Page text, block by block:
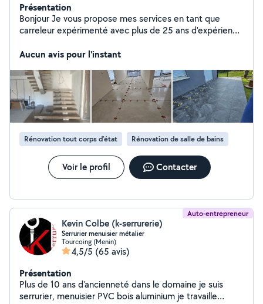
Présentation
Bonjour Je vous propose mes services en tant que
carreleur expérimenté avec plus de 25 ans d'expérience
Réalisation de terrasses. Pose toute type de carrelages
mur. Pose de parquet. Pose de plâtrerie, placo et
plaque de plâtre. Chantier en sous-traitance. Devis
gratuit
Aucun avis pour l'instant
Rénovation tout corps d’état Rénovation de salle de bains
Voir le profil Contacter
Auto-entrepreneur
Kevin Colbe (k-serrurerie)
Serrurier menuisier métalier
Tourcoing (Menin)
4,5/5 (65 avis)
Présentation
Plus de 10 ans d'ancienneté dans le domaine je suis
serrurier, menuisier PVC bois aluminium je travaille